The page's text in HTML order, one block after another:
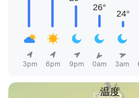
3pm 6pm 9pm 0am 3am
温度